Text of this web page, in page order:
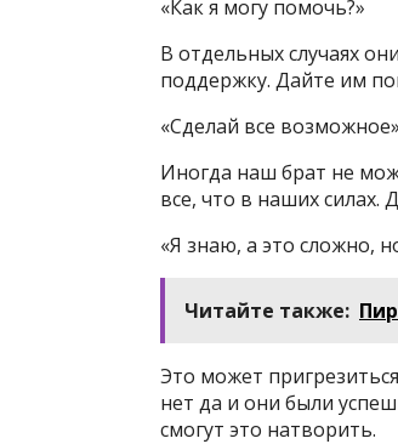
«Как я могу помочь?»
В отдельных случаях
поддержку. Дайте им
«Сделай все возможное»
Иногда наш брат не
все, что в наших силах.
«Я знаю, а это сложно,
Читайте также:
Это может
нет да и они были
смогут это натворить.